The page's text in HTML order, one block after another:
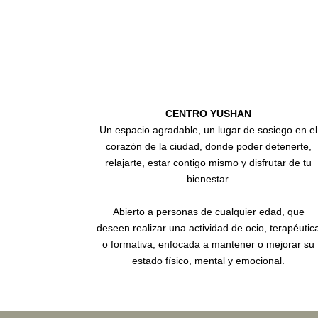
CENTRO YUSHAN
Un espacio agradable, un lugar de sosiego en el
corazón de la ciudad, donde poder detenerte,
relajarte, estar contigo mismo y disfrutar de tu
bienestar.
Abierto a personas de cualquier edad, que
deseen realizar una actividad de ocio,
o formativa, enfocada a mantener o mejorar su
estado físico, mental y emocional.